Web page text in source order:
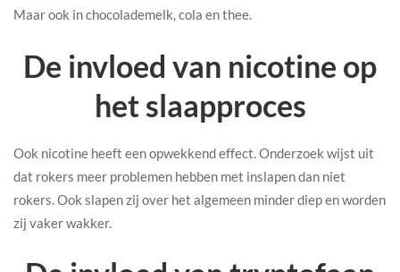
Maar ook in chocolademelk, cola en thee.
De invloed van nicotine op
het slaapproces
Ook nicotine heeft een opwekkend effect. Onderzoek wijst uit
dat rokers meer problemen hebben met inslapen dan niet
rokers. Ook slapen zij over het algemeen minder diep en worden
zij vaker wakker.